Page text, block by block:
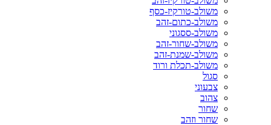
משולב-טורקיז-כסף
משולב-כתום-זהב
משולב-ססגוני
משולב-שחור-זהב
משולב-שמנת-זהב
משולב-תכלת ורוד
סגול
צבעוני
צהוב
שחור
שחור וזהב